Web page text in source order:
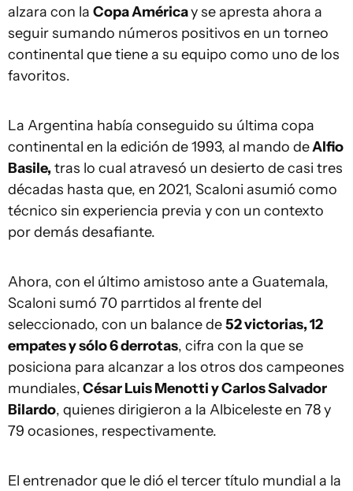
alzara con la Copa Américay se apresta ahora a
seguir sumando números positivos en un torneo
continental que tiene a su equipo como uno de los
favoritos.
La Argentina había conseguido su última copa
continental en la edición de 1993, al mando deAlfio
Basile, tras lo cual atravesó un desierto de casi tres
décadas hasta que, en 2021, Scaloni asumió como
técnico sin experiencia previa y con un contexto
por demás desafiante.
Ahora, con el último amistoso ante a Guatemala,
Scaloni sumó 70 parrtidos al frente del
seleccionado, con un balance de52 victorias, 12
empates y sólo 6 derrotas, cifra con la que se
posiciona para alcanzar a los otros dos campeones
mundiales,César Luis Menotti y Carlos Salvador
Bilardo, quienes dirigieron a la Albiceleste en 78 y
79 ocasiones, respectivamente.
El entrenador que le dió el tercer título mundial a la